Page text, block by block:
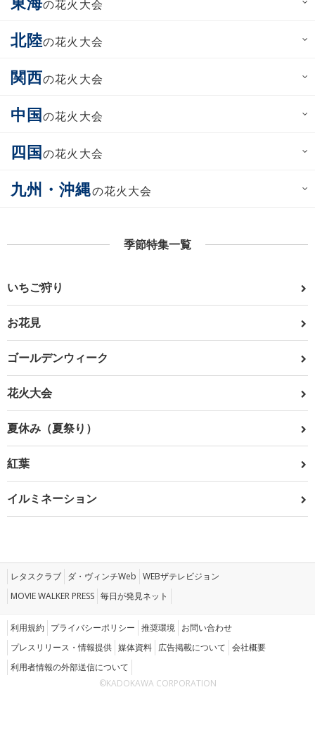
の花火大会
北陸の花火大会
関西の花火大会
中国の花火大会
四国の花火大会
九州・沖縄の花火大会
季節特集一覧
いちご狩り
お花見
ゴールデンウィーク
花火大会
夏休み（夏祭り）
紅葉
イルミネーション
レタスクラブ ダ・ヴィンチWeb WEBザテレビジョン
MOVIE WALKER PRESS 毎日が発見ネット
利用規約 プライバシーポリシー 推奨環境 お問い合わせ
プレスリリース・情報提供 媒体資料 広告掲載について 会社概要
利用者情報の外部送信について
©KADOKAWA CORPORATION